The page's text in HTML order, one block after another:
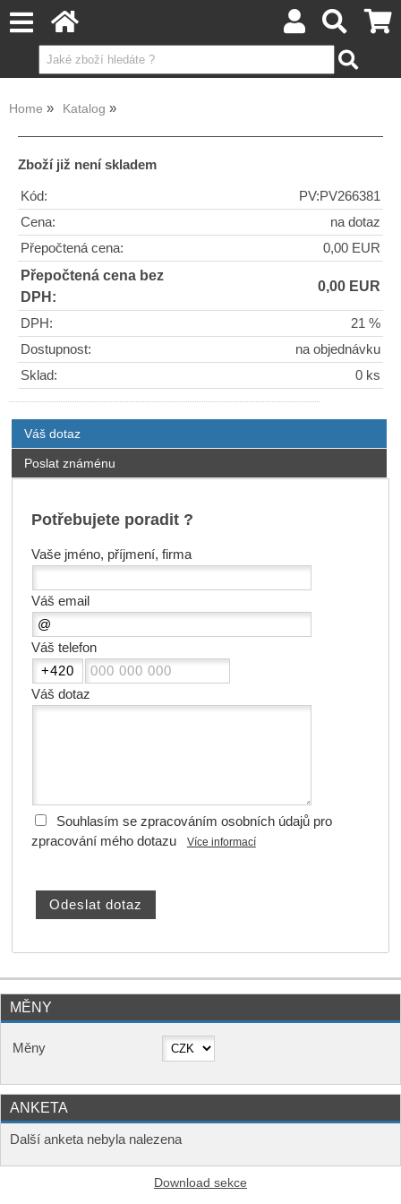
Home Katalog
Zboží již není skladem
Kód:
PV:PV266381
Cena:
na dotaz
Přepočtená cena:
0,00 EUR
Přepočtená cena bez
DPH:
0,00 EUR
DPH:
21 %
Dostupnost:
na objednávku
Sklad:
0 ks
Váš dotaz
Poslat známénu
Potřebujete poradit ?
Vaše jméno, příjmení, firma
Váš email
Váš telefon
Váš dotaz
Souhlasím se zpracováním osobních údajů pro
zpracování mého dotazu
Více informací
MĚNY
Měny
ANKETA
Další anketa nebyla nalezena
Download sekce